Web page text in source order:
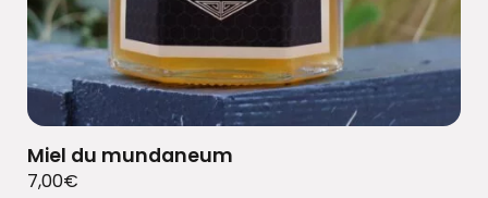
Miel du mundaneum
7,00€